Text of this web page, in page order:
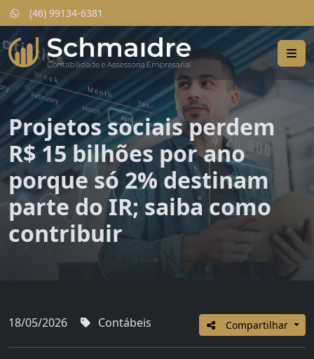
(46) 99134-6381
Projetos sociais perdem
R$ 15 bilhões por ano
porque só 2% destinam
parte do IR; saiba como
contribuir
18/05/2026 Contábeis Compartilhar